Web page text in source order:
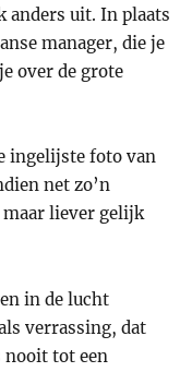
anders uit. In plaats
manager, die je
over de grote
ingelijste foto van
net zo’n
maar liever gelijk
in de lucht
verrassing, dat
nooit tot een